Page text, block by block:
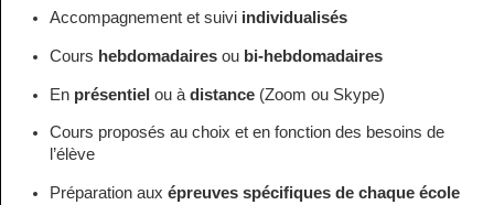
Accompagnement et suivi individualisés
Cours hebdomadaires ou bi-hebdomadaires
En présentiel ou à distance (Zoom ou Skype)
Cours proposés au choix et en fonction des besoins de
l’élève
Préparation aux épreuves spécifiques de chaque école